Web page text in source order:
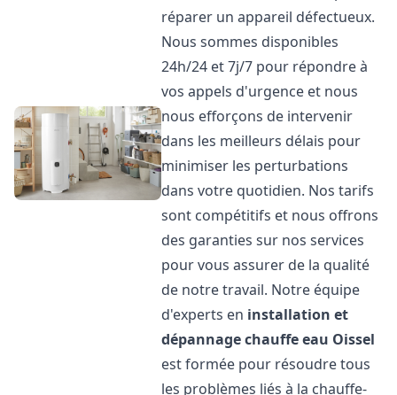
réparer un appareil défectueux.
Nous sommes disponibles
24h/24 et 7j/7 pour répondre à
vos appels d'urgence et nous
nous efforçons de intervenir
dans les meilleurs délais pour
minimiser les perturbations
dans votre quotidien. Nos tarifs
sont compétitifs et nous offrons
des garanties sur nos services
pour vous assurer de la qualité
de notre travail. Notre équipe
d'experts en installation et
dépannage chauffe eau Oissel
est formée pour résoudre tous
les problèmes liés à la chauffe-